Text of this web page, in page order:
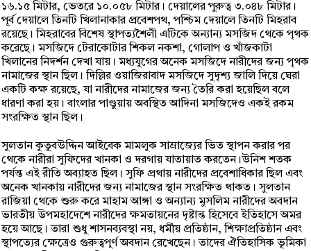
১৬.১৫ মিটার, ভেতরে ১০.০৫৮ মিটার। দেয়ালের পুরুত্ব ৩.০৪৮ মিটার।
পূর্ব দেয়ালে তিনটি খিলানাকার প্রবেশপথ, পশ্চিম দেয়ালে তিনটি মিহরাব
রয়েছে। মিহরাবের বিশেষ স্থাপত্যশৈলী এটিকে অন্যান্য মসজিদ থেকে পৃথক
করেছে। মসজিদে টেরাকোটার শিকল নকশা, গোলাপ ও খাঁজকাটা
খিলানের নিদর্শন দেখা যায়। মধ্যযুগের অনেক মসজিদে নারীদের জন্য পৃথক
নামাজের স্থান ছিল। দিল্লির ওয়াজিরাবাদ মসজিদে সুদৃশ্য জালি দিয়ে ঘেরা
একটি কক্ষ রয়েছে, যা নারীদের নামাজের জন্য তৈরি করা হয়েছিল বলে
ধারণা করা হয়। বাংলার পাণ্ডুয়ায় অবস্থিত আদিনা মসজিদেও একই রকম
সংরক্ষিত স্থান ছিল।
সুলতান কুতুবউদ্দিন আইবেক মামলুক সাম্রাজ্যের ভিত স্থাপন করার পর
থেকে নারীরা সুফিদের খানকা ও দরগায় যাতায়াত করতেন।উনিশ শতক
পর্যন্ত এই রীতি অব্যাহত ছিল। সুফি প্রথায় নারীদের প্রবেশাধিকার ছিল এবং
অনেক খানকায় নারীদের জন্য নামাজের স্থান সংরক্ষিত থাকত। সুলতান
রাজিয়া থেকে শুরু করে মাহাম আঙ্গা ও অন্যান্য মুসলিম নারীদের অবদান
ভারতীয় উপমহাদেশে নারীদের ক্ষমতায়নের দৃষ্টান্ত হিসেবে ইতিহাসে অমর
হয়ে আছে। তারা শুধু শাসনব্যবস্থা নয়, ধর্মীয় প্রতিষ্ঠান, শিক্ষাপ্রতিষ্ঠান এবং
স্থাপত্যের ক্ষেত্রেও গুরুত্বপূর্ণ অবদান রেখেছেন। তাদের ঐতিহাসিক ভূমিকা